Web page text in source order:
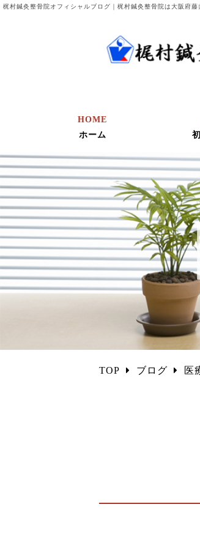
梶村鍼灸整骨院オフィシャルブログ｜梶村鍼灸整骨院は大阪府
HOME
ホーム
TOP ブログ 医